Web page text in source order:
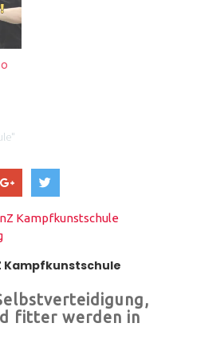
Kampfkunstschule
Kampfkunstschule
fitter werden in